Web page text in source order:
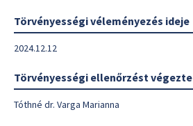
Törvényességi véleményezés ideje
2024.12.12
Törvényességi ellenőrzést végezte
Tóthné dr. Varga Marianna